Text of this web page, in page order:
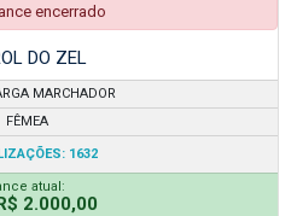
encerrado
DO ZEL
MARCHADOR
FÊMEA
1632
atual:
2.000,00